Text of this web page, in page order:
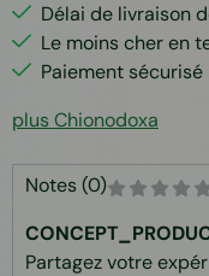
Délai de livraison
Le moins cher en
Paiement sécurisé
plus Chionodoxa
Notes (0)
Partagez votre